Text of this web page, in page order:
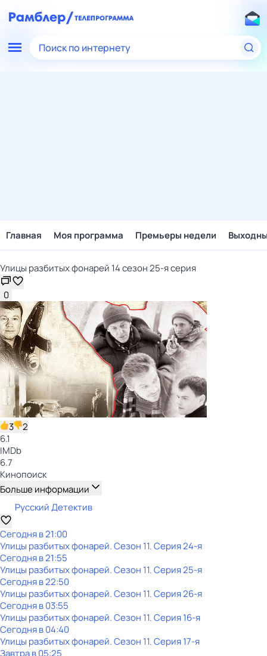
Поиск по интернету
Главная Моя программа Премьеры недели
Улицы разбитых фонарей 14 сезон 25-я серия
0
3
2
6.1
IMDb
6.7
Кинопоиск
Больше информации
Русский Детектив
Сегодня в 21:00
Улицы разбитых фонарей. Сезон 11. Серия 24-я
Сегодня в 21:55
Улицы разбитых фонарей. Сезон 11. Серия 25-я
Сегодня в 22:50
Улицы разбитых фонарей. Сезон 11. Серия 26-я
Сегодня в 03:55
Улицы разбитых фонарей. Сезон 11. Серия 16-я
Сегодня в 04:40
Улицы разбитых фонарей. Сезон 11. Серия 17-я
Завтра в 05:25